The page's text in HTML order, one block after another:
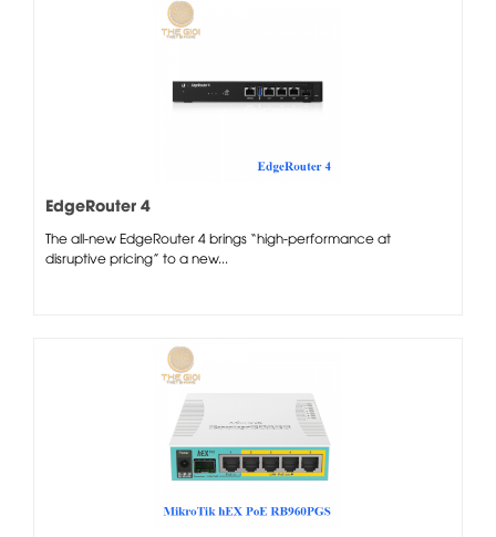
EdgeRouter 4
The all-new EdgeRouter 4 brings “high-performance at
disruptive pricing” to a new...